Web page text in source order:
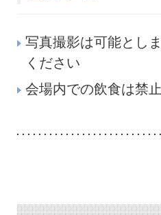
写真撮影は可能とし
ください
会場内での飲食は禁